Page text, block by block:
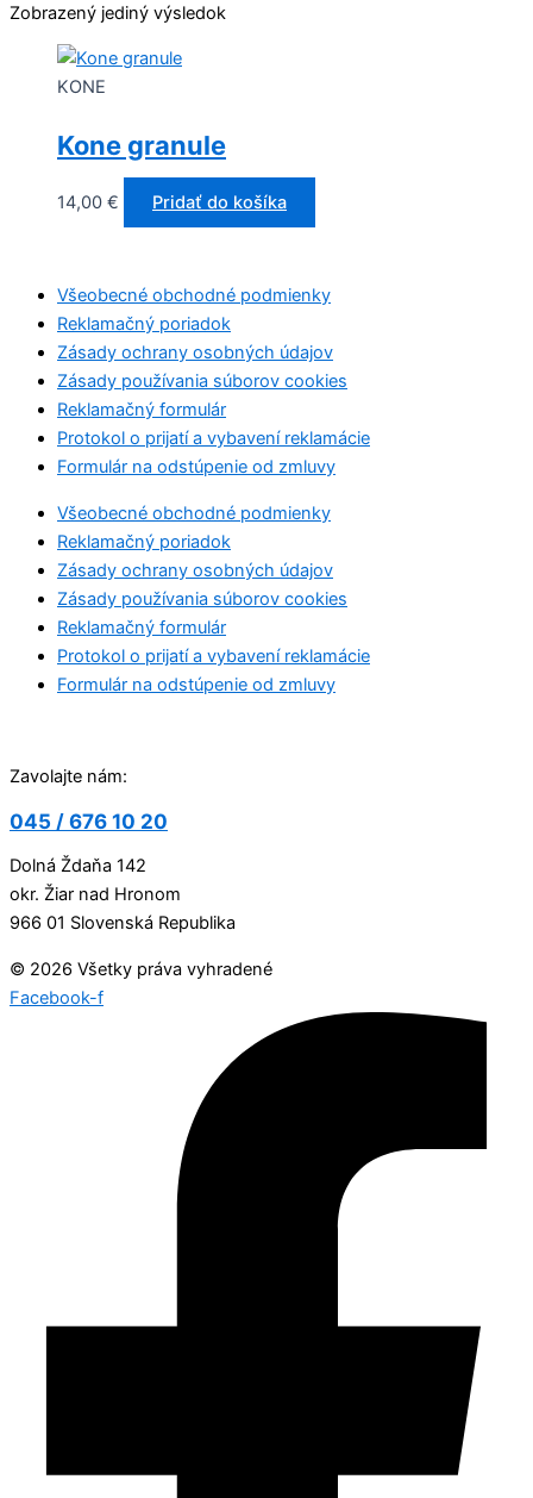
Zobrazený jediný výsledok
KONE
Kone granule
14,00 € Pridať do košíka
Všeobecné obchodné podmienky
Reklamačný poriadok
Zásady ochrany osobných údajov
Zásady používania súborov cookies
Reklamačný formulár
Protokol o prijatí a vybavení reklamácie
Formulár na odstúpenie od zmluvy
Všeobecné obchodné podmienky
Reklamačný poriadok
Zásady ochrany osobných údajov
Zásady používania súborov cookies
Reklamačný formulár
Protokol o prijatí a vybavení reklamácie
Formulár na odstúpenie od zmluvy
Zavolajte nám:
045 / 676 10 20
Dolná Ždaňa 142
okr. Žiar nad Hronom
966 01 Slovenská Republika
© 2026 Všetky práva vyhradené
Facebook-f